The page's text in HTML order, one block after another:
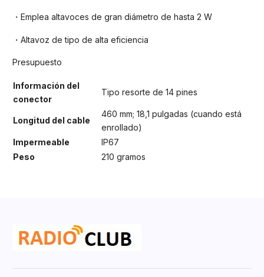
・Emplea altavoces de gran diámetro de hasta 2 W
・Altavoz de tipo de alta eficiencia
Presupuesto
Información del
conector
Tipo resorte de 14 pines
Longitud del cable
460 mm; 18,1 pulgadas (cuando está
enrollado)
Impermeable
IP67
Peso
210 gramos